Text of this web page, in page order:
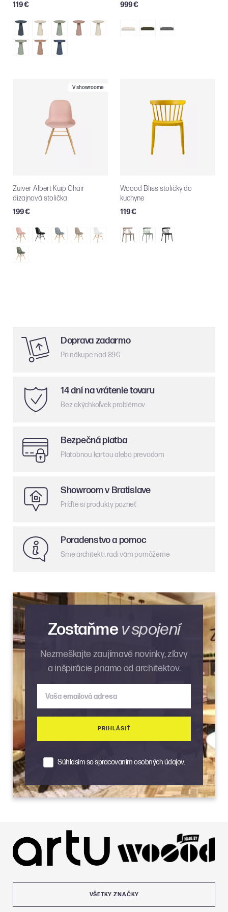
119 € 999 €
V showroome
Zuiver Albert Kuip Chair
dizajnová stolička
199 €
Woood Bliss stoličky do
kuchyne
119 €
Doprava zadarmo
Pri nákupe nad 89€
14 dní na vrátenie tovaru
Bez akýchkoľvek problémov
Bezpečná platba
Platobnou kartou alebo prevodom
Showroom v Bratislave
Príďte si produkty pozrieť
Poradenstvo a pomoc
Sme architekti, radi vám pomôžeme
Zostaňmev spojení
Nezmeškajte zaujímavé novinky, zľavy
a inšpirácie priamo od architektov.
Vaša emailová adresa
PRIHLÁSIŤ
Súhlasím so spracovaním osobných údajov.
VŠETKY ZNAČKY